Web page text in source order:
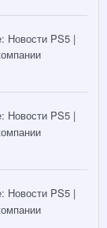
Новости PS5 |
Новости PS5 |
Новости PS5 |